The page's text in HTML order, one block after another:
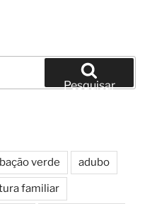
Pesquisar
verde adubo
familiar